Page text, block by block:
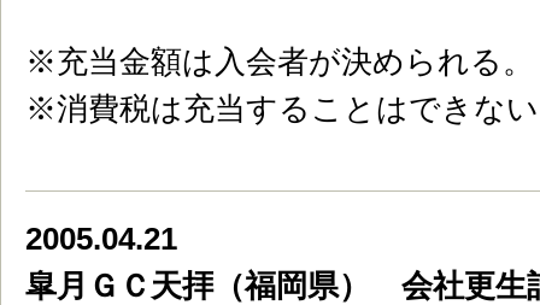
※充当金額は入会者が決められる。
※消費税は充当することはできな
2005.04.21
皐月ＧＣ天拝（福岡県） 会社更生